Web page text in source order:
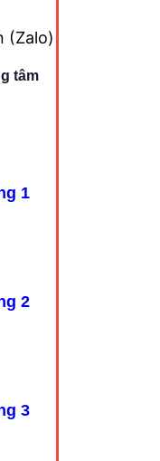
(Zalo)
tâm
1
2
3